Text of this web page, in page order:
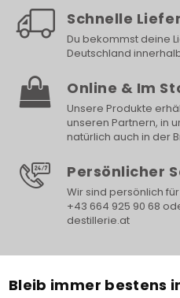
Schnelle
Du bekommst deine
Deutschland
Online & Im
Unsere Produkte
unseren Partnern, in
natürlich auch in der
Persönlicher
Wir sind persönlich
+43 664 925 90 68
destillerie.at
Bleib immer bestens